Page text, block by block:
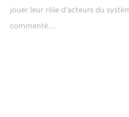
jouer leur rôle d’acteurs du
commenté...